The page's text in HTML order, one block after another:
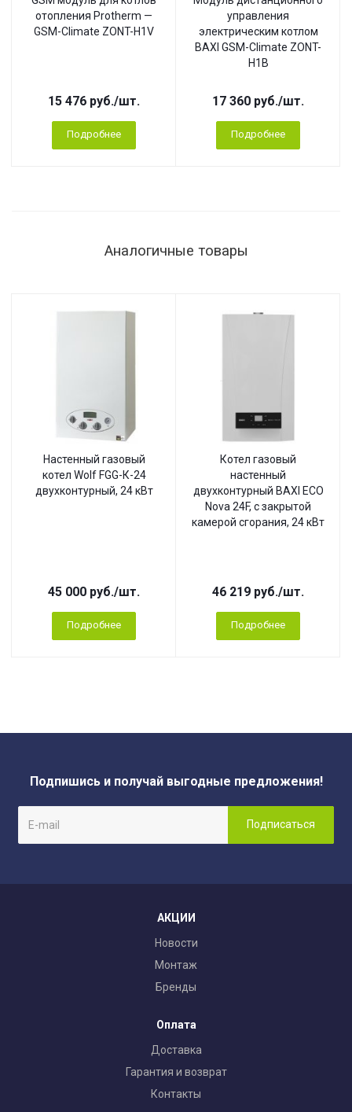
отопления Protherm —
GSM-Climate ZONT-H1V
15 476 руб./шт.
Подробнее
управления
электрическим котлом
BAXI GSM-Climate ZONT-
H1B
17 360 руб./шт.
Подробнее
Аналогичные товары
Настенный газовый
котел Wolf FGG-К-24
двухконтурный, 24 кВт
45 000 руб./шт.
Подробнее
Котел газовый
настенный
двухконтурный BAXI ECO
Nova 24F, с закрытой
камерой сгорания, 24 кВт
46 219 руб./шт.
Подробнее
Подпишись и получай выгодные предложения!
АКЦИИ
Новости
Монтаж
Бренды
Оплата
Доставка
Гарантия и возврат
Контакты